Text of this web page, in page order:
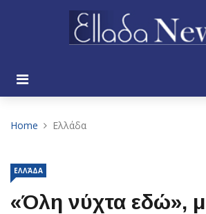
Home Ελλάδα
ΕΛΛΆΔΑ
«Όλη νύχτα εδώ»,